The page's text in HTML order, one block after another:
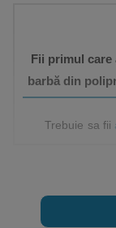
Fii primul care
barbă din
Trebuie sa fii